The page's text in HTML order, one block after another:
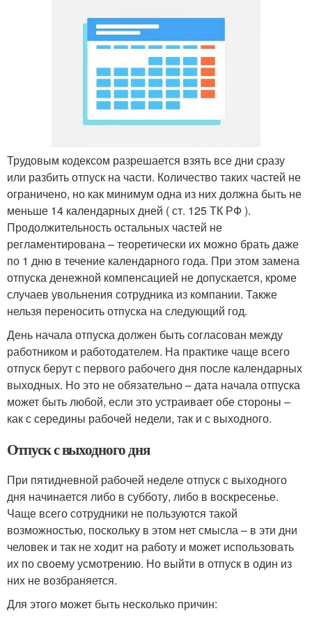
Трудовым кодексом разрешается взять все дни сразу
или разбить отпуск на части. Количество таких частей не
ограничено, но как минимум одна из них должна быть не
меньше 14 календарных дней ( ст. 125 ТК РФ ).
Продолжительность остальных частей не
регламентирована – теоретически их можно брать даже
по 1 дню в течение календарного года. При этом замена
отпуска денежной компенсацией не допускается, кроме
случаев увольнения сотрудника из компании. Также
нельзя переносить отпуска на следующий год.
День начала отпуска должен быть согласован между
работником и работодателем. На практике чаще всего
отпуск берут с первого рабочего дня после календарных
выходных. Но это не обязательно – дата начала отпуска
может быть любой, если это устраивает обе стороны –
как с середины рабочей недели, так и с выходного.
Отпуск с выходного дня
При пятидневной рабочей неделе отпуск с выходного
дня начинается либо в субботу, либо в воскресенье.
Чаще всего сотрудники не пользуются такой
возможностью, поскольку в этом нет смысла – в эти дни
человек и так не ходит на работу и может использовать
их по своему усмотрению. Но выйти в отпуск в один из
них не возбраняется.
Для этого может быть несколько причин: